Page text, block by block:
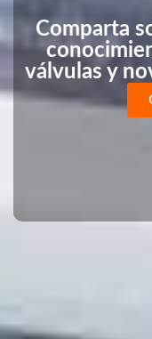
Comparta
válvulas y